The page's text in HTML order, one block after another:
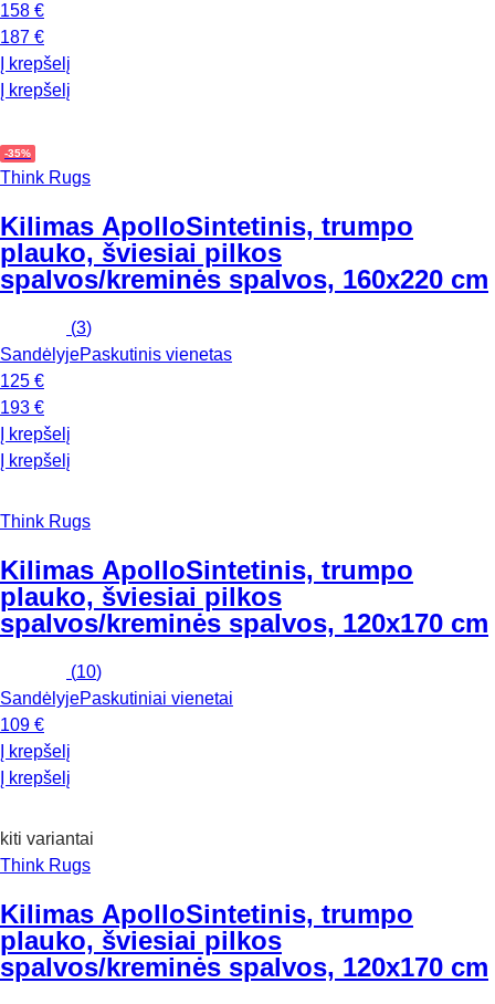
158 €
187 €
Į krepšelį
Į krepšelį
-35%
Think Rugs
Kilimas ApolloSintetinis, trumpo
plauko, šviesiai pilkos
spalvos/kreminės spalvos, 160x220 cm
(3)
SandėlyjePaskutinis vienetas
125 €
193 €
Į krepšelį
Į krepšelį
Think Rugs
Kilimas ApolloSintetinis, trumpo
plauko, šviesiai pilkos
spalvos/kreminės spalvos, 120x170 cm
(10)
SandėlyjePaskutiniai vienetai
109 €
Į krepšelį
Į krepšelį
kiti variantai
Think Rugs
Kilimas ApolloSintetinis, trumpo
plauko, šviesiai pilkos
spalvos/kreminės spalvos, 120x170 cm